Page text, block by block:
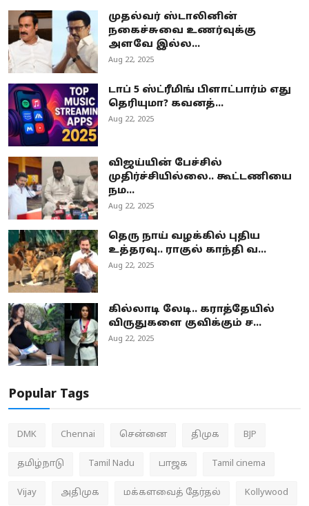
முதல்வர் ஸ்டாலினின்
நகைச்சுவை உணர்வுக்கு
அளவே இல்ல...
Aug 22, 2025
டாப் 5 ஸ்ட்ரீமிங் பிளாட்பார்ம் எது
தெரியுமா? கவனத்...
Aug 22, 2025
விஜய்யின் பேச்சில்
முதிர்ச்சியில்லை.. கூட்டணியை
நம...
Aug 22, 2025
தெரு நாய் வழக்கில் புதிய
உத்தரவு.. ராகுல் காந்தி வ...
Aug 22, 2025
கில்லாடி லேடி.. கராத்தேயில்
விருதுகளை குவிக்கும் ச...
Aug 22, 2025
Popular Tags
DMK Chennai சென்னை திமுக BJP
தமிழ்நாடு Tamil Nadu பாஜக Tamil cinema
Vijay அதிமுக மக்களவைத் தேர்தல் Kollywood